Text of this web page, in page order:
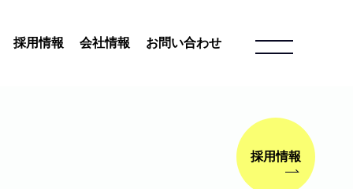
採用情報
採用情報 会社情報 お問い合わせ